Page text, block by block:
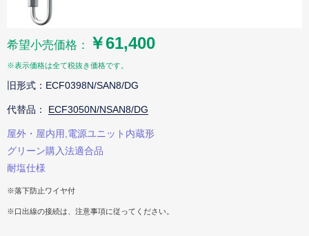
希望小売価格： ￥61,400
※表示価格は全て税抜き価格です。
旧形式：ECF0398N/SAN8/DG
代替品： ECF3050N/NSAN8/DG
屋外・屋内用,電源ユニット内蔵形
グリーン購入法適合品
耐塩仕様
※落下防止ワイヤ付
※口出線の接続は、注意事項に従ってください。